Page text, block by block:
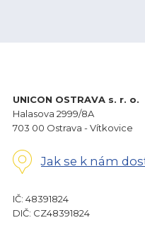
UNICON OSTRAVA s. r. o.
Halasova 2999/8A
703 00 Ostrava - Vítkovice
Jak se k nám
IČ: 48391824
DIČ: CZ48391824